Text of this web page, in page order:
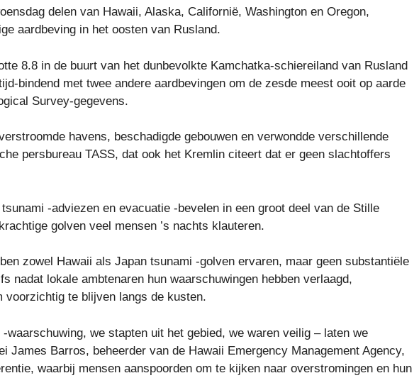
delen van Hawaii, Alaska, Californië, Washington en Oregon,
aardbeving in het oosten van Rusland.
8.8 in de buurt van het dunbevolkte Kamchatka-schiereiland van Rusland
bindend met twee andere aardbevingen om de zesde meest ooit op aarde
Survey-gegevens.
havens, beschadigde gebouwen en verwondde verschillende
persbureau TASS, dat ook het Kremlin citeert dat er geen slachtoffers
-adviezen en evacuatie -bevelen in een groot deel van de Stille
golven veel mensen ’s nachts klauteren.
zowel Hawaii als Japan tsunami -golven ervaren, maar geen substantiële
nadat lokale ambtenaren hun waarschuwingen hebben verlaagd,
voorzichtig te blijven langs de kusten.
waarschuwing, we stapten uit het gebied, we waren veilig – laten we
James Barros, beheerder van de Hawaii Emergency Management Agency,
waarbij mensen aanspoorden om te kijken naar overstromingen en hun